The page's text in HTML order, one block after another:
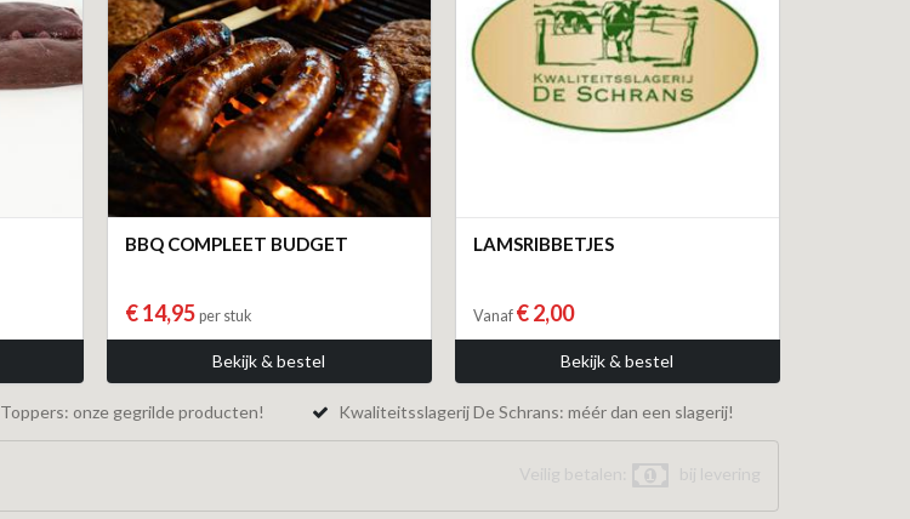
BBQ COMPLEET BUDGET
€ 14,95 per stuk
Bekijk & bestel
LAMSRIBBETJES
Vanaf € 2,00
Bekijk & bestel
Toppers: onze gegrilde producten! Kwaliteitsslagerij De Schrans: méér dan een slagerij!